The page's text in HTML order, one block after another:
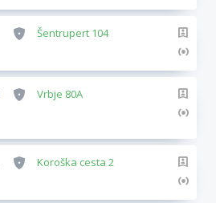
Šentrupert 104
Vrbje 80A
Koroška cesta 2